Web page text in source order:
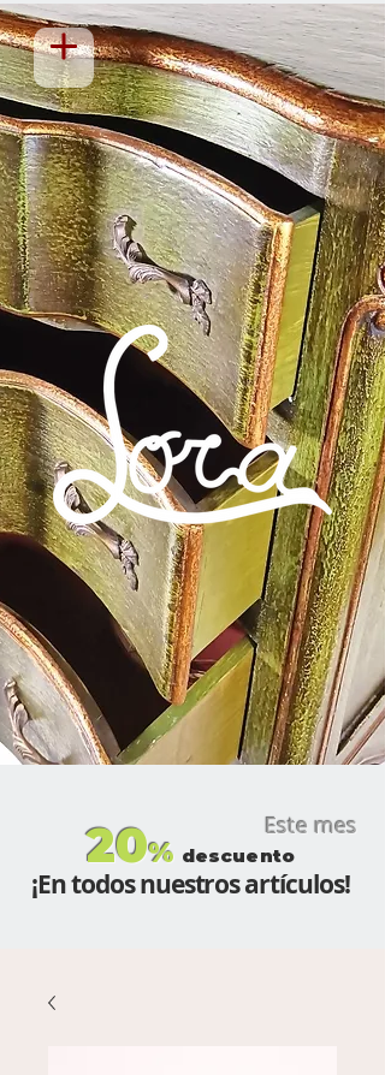
Este mes
20% descuento
¡En todos nuestros artículos!